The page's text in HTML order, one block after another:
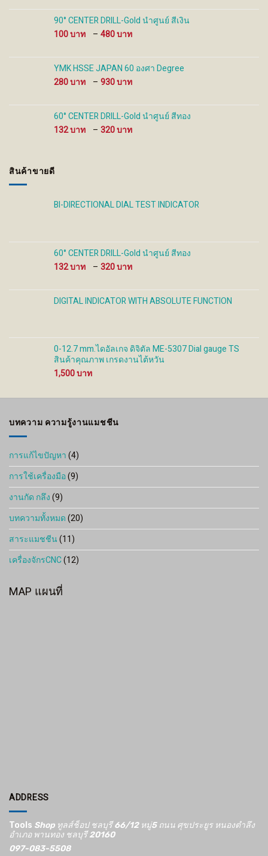
100 ฿
through
480 ฿
90° CENTER DRILL-Gold นำศูนย์ สีเงิน
100
– 480
100 ฿
through
YMK HSSE JAPAN 60 องศา Degree
280
– 930
280 ฿
through
930 ฿
60° CENTER DRILL-Gold นำศูนย์ สีทอง
132
– 320
สินค้าขายดี
BI-DIRECTIONAL DIAL TEST INDICATOR
60° CENTER DRILL-Gold นำศูนย์ สีทอง
132
– 320
132 ฿
through
DIGITAL INDICATOR WITH ABSOLUTE FUNCTION
0-12.7 mm.ไดอัลเกจ ดิจิตัล ME-5307 Dial gauge TS
สินค้าคุณภาพ เกรดงานไต้หวัน
1,500
บทความ ความรู้งานแมชชีน
การแก้ไขปัญหา(4)
การใช้เครื่องมือ(9)
งานกัด กลึง(9)
บทความทั้งหมด(20)
สาระแมชชีน(11)
เครื่องจักรCNC(12)
MAP แผนที่
ADDRESS
Tools Shop ทูลส์ช็อป ชลบุรี 66/12​ หมู่5​ ถนน ศุขประยูร หนองตำลึง
อำเภอ พานทอง ชลบุรี 20160
097-083-5508